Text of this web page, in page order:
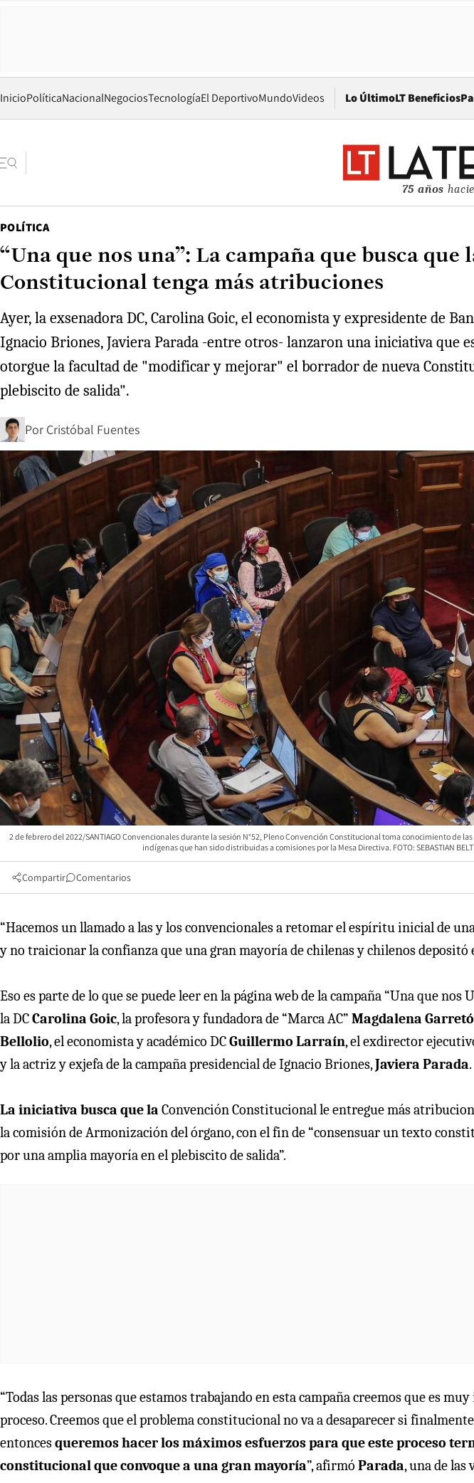
InicioPolíticaNacionalNegociosTecnologíaEl DeportivoMundoVideos Lo ÚltimoLT Beneficios
75 años
POLÍTICA
“Una que nos una”: La campaña que busca
Constitucional tenga más atribuciones
Ayer, la exsenadora DC, Carolina Goic, el economista y expresidente de
Ignacio Briones, Javiera Parada -entre otros- lanzaron una iniciativa que
otorgue la facultad de "modificar y mejorar" el borrador de nueva
plebiscito de salida".
Por Cristóbal Fuentes
2 de febrero del 2022/SANTIAGO Convencionales durante la sesión N°52, Pleno Convención Constitucional toma conocimiento de
indígenas que han sido distribuidas a comisiones por la Mesa Directiva. FOTO: SEBASTIAN
Compartir Comentarios
“Hacemos un llamado a las y los convencionales a retomar el espíritu inicial de
y no traicionar la confianza que una gran mayoría de chilenas y chilenos depositó
Eso es parte de lo que se puede leer en la página web de la campaña “Una que nos
la DCCarolina Goic, la profesora y fundadora de “Marca AC” Magdalena
Bellolio, el economista y académico DCGuillermo Larraín, el exdirector
y la actriz y exjefa de la campaña presidencial de Ignacio Briones,Javiera Parada.
La iniciativa busca que la Convención Constitucional le entregue más
la comisión de Armonización del órgano, con el fin de “consensuar un texto
por una amplia mayoría en el plebiscito de salida”.
“Todas las personas que estamos trabajando en esta campaña creemos que es
proceso. Creemos que el problema constitucional no va a desaparecer si
entoncesqueremos hacer los máximos esfuerzos para que este proceso
constitucional que convoque a una gran mayoría”, afirmó Parada, una de las